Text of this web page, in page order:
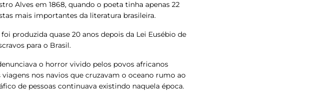
Alves em 1868, quando o poeta tinha apenas 22
mais importantes da literatura brasileira.
produzida quase 20 anos depois da Lei Eusébio de
para o Brasil.
o horror vivido pelos povos africanos
nos navios que cruzavam o oceano rumo ao
de pessoas continuava existindo naquela época.